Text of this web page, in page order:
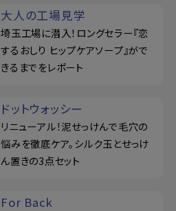
大人の工場見学
埼玉工場に潜入！ロングセラー『恋
するおしり ヒップケアソープ』がで
きるまでをレポート
ドットウォッシー
リニューアル！泥せっけんで毛穴の
悩みを徹底ケア。シルク玉とせっけ
ん置きの3点セット
For Back